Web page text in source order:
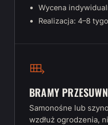
Wycena
Realizacja: 4–8
BRAMY
Samonośne lub
wzdłuż ogrodzenia,